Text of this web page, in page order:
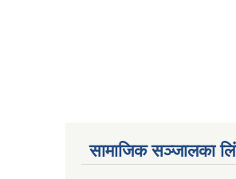
सामाजिक सञ्जालका